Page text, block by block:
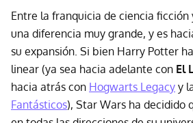
Entre la franquicia de ciencia ficción
una diferencia muy grande, y es
su expansión. Si bien Harry Potter
linear (ya sea hacia adelante con El
hacia atrás con Hogwarts Legacy y
Fantásticos), Star Wars ha decidido